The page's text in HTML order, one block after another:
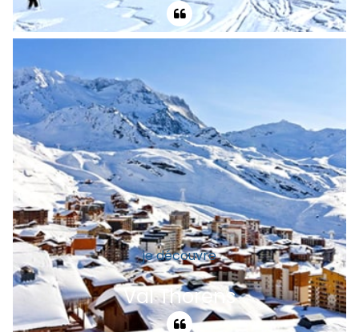
naturel exceptionnel, venez découvrir
une station qui depuis 2 siècles n'a cessé
de fasciner les visiteurs. Une longue
tradition d'accueil,un domaine skiable
hors normes.
Val Thorens
je découvre